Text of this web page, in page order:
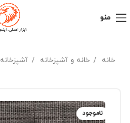
منو
خانه خانه و آشپزخانه آشپزخانه
ناموجود